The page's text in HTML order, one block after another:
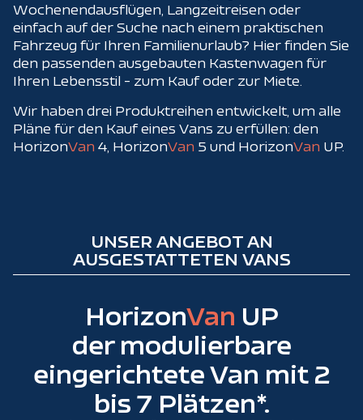
Wochenendausflügen, Langzeitreisen oder
einfach auf der Suche nach einem praktischen
Fahrzeug für Ihren Familienurlaub? Hier finden Sie
den passenden ausgebauten Kastenwagen für
Ihren Lebensstil - zum Kauf oder zur Miete.
Wir haben drei Produktreihen entwickelt, um alle
Pläne für den Kauf eines Vans zu erfüllen: den
HorizonVan 4, HorizonVan 5 und HorizonVan UP.
UNSER ANGEBOT AN
AUSGESTATTETEN VANS
HorizonVan UP
der modulierbare
eingerichtete Van mit 2
bis 7 Plätzen*.